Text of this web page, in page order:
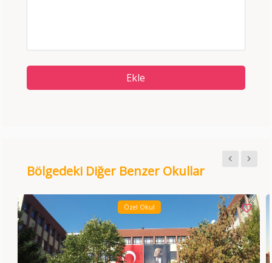
Ekle
Bölgedeki Diğer Benzer Okullar
Özel Okul